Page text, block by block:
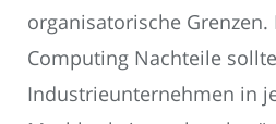
organisatorische Grenzen.
Computing Nachteile
Industrieunternehmen in